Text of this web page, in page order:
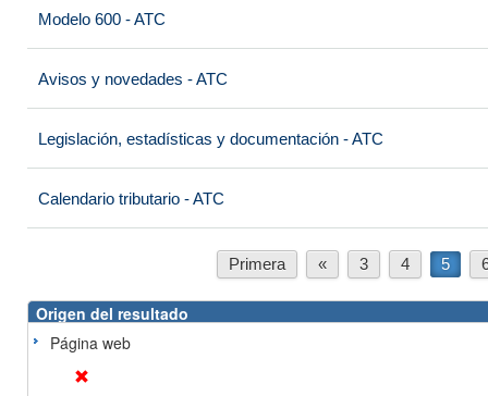
Modelo 600 - ATC
Avisos y novedades - ATC
Legislación, estadísticas y documentación - ATC
Calendario tributario - ATC
Primera « 3 4 5
Origen del resultado
Página web